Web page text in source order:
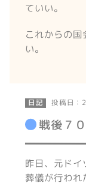
ていい。
これからの
い。
日記 投稿日：
戦後７
昨日、元ドイ
葬儀が行われ